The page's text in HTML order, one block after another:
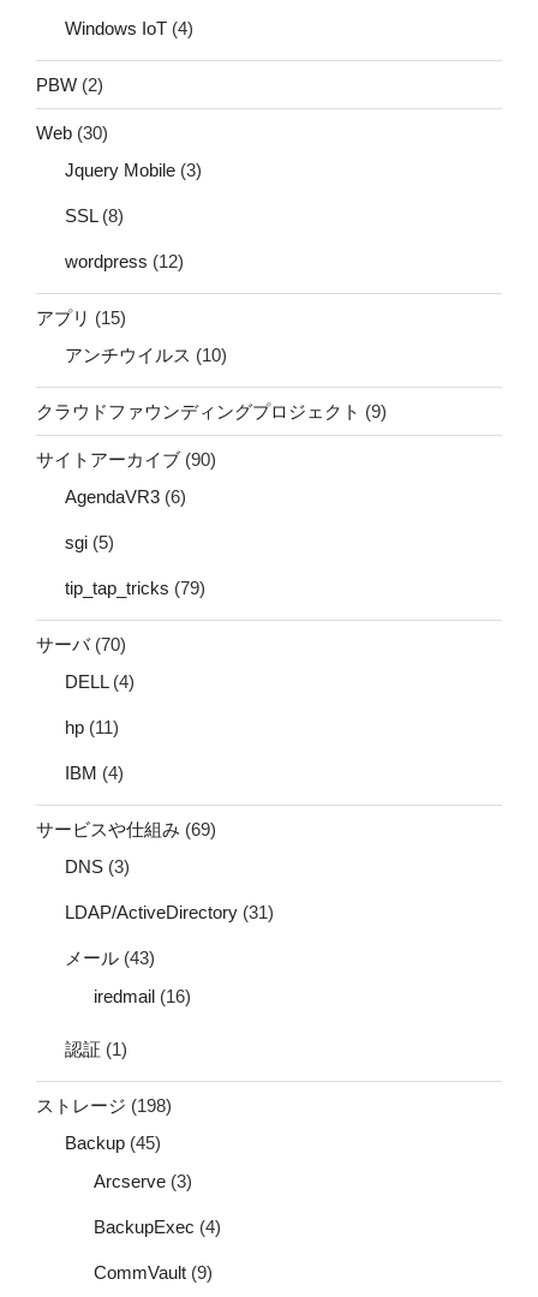
Windows IoT (4)
PBW (2)
Web (30)
Jquery Mobile (3)
SSL(8)
wordpress (12)
アプリ (15)
アンチウイルス (10)
クラウドファウンディングプロジェクト (9)
サイトアーカイブ (90)
AgendaVR3 (6)
sgi (5)
tip_tap_tricks (79)
サーバ(70)
DELL(4)
hp (11)
IBM (4)
サービスや仕組み (69)
DNS (3)
LDAP/ActiveDirectory (31)
メール (43)
iredmail (16)
認証 (1)
ストレージ (198)
Backup (45)
Arcserve (3)
BackupExec (4)
CommVault (9)